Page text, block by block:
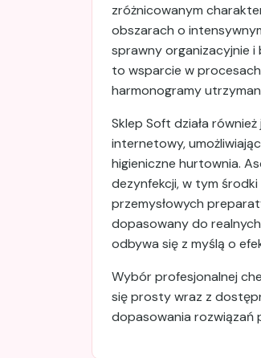
zróżnicowanym
obszarach o
sprawny organizacyjnie
to wsparcie w
harmonogramy
Sklep Soft działa
internetowy,
higieniczne hurtownia.
dezynfekcji, w tym
przemysłowych
dopasowany do
odbywa się z myślą o
Wybór profesjonalnej
się prosty wraz z
dopasowania rozwiązań